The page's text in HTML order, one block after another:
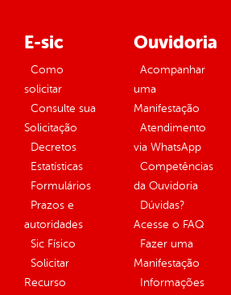
E-sic
Como
solicitar
Consulte sua
Solicitação
Decretos
Estatísticas
Formulários
Prazos e
autoridades
Sic Físico
Solicitar
Recurso
Ouvidoria
Acompanhar
uma
Manifestação
Atendimento
via WhatsApp
Competências
da Ouvidoria
Dúvidas?
Acesse o FAQ
Fazer uma
Manifestação
Informações